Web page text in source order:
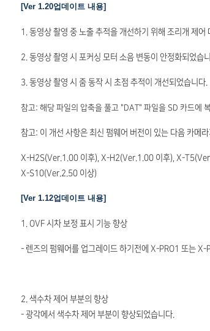
[Ver 1.20업데이트 내용]
1. 동영상 촬영 중 노출 추적을 개선하기 위해 조리개 제어
2. 동영상 촬영 시 포커싱 모터 소음 변동이 안정화되었습
3. 동영상 촬영 시 줌 동작 시 초점 추적이 개선되었습니다.
참고: 해당 파일의 압축을 풀고 "DAT" 파일을 SD 카드에
참고: 이 개선 사항은 최신 펌웨어 버전이 있는 다음 카메라
X-H2S(Ver.1.00 이후), X-H2(Ver.1.00 이후), X-
X-S10(Ver.2.50 이상)
[Ver 1.12업데이트 내용]
1. OVF 시차 보정 표시 기능 향상
- 렌즈의 펌웨어를 업그레이드 하기전에 X-PRO1 또는 X-
2. 색수차 제어 부분의 향상
- 광각에서 색수차 제어 부분이 향상되었습니다.